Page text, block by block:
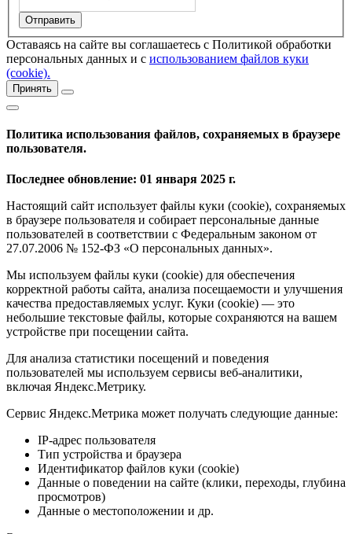
Оставаясь на сайте вы соглашаетесь с Политикой обработки
персональных данных и с использованием файлов куки
(cookie).
Принять
Политика использования файлов, сохраняемых в браузере
пользователя.
Последнее обновление: 01 января 2025 г.
Настоящий сайт использует файлы куки (cookie), сохраняемых
в браузере пользователя и собирает персональные данные
пользователей в соответствии с Федеральным законом от
27.07.2006 № 152-ФЗ «О персональных данных».
Мы используем файлы куки (cookie) для обеспечения
корректной работы сайта, анализа посещаемости и улучшения
качества предоставляемых услуг. Куки (cookie) — это
небольшие текстовые файлы, которые сохраняются на вашем
устройстве при посещении сайта.
Для анализа статистики посещений и поведения
пользователей мы используем сервисы веб-аналитики,
включая Яндекс.Метрику.
Сервис Яндекс.Метрика может получать следующие данные:
IP-адрес пользователя
Тип устройства и браузера
Идентификатор файлов куки (cookie)
Данные о поведении на сайте (клики, переходы, глубина
просмотров)
Данные о местоположении и др.